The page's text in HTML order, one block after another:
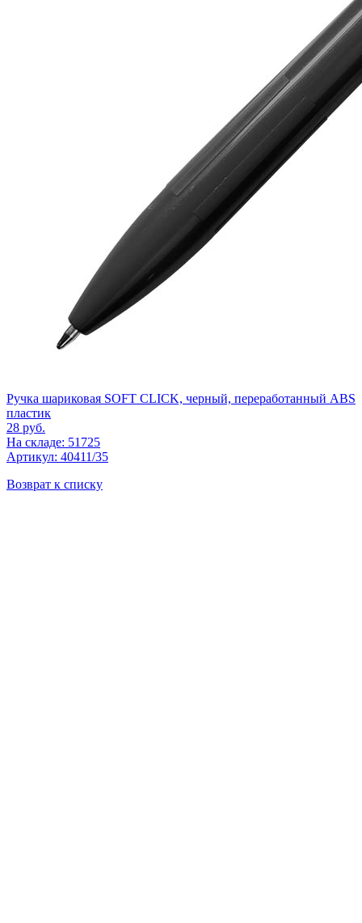
Ручка шариковая SOFT CLICK, черный, переработанный ABS
пластик
28 руб.
На складе: 51725
Артикул: 40411/35
Возврат к списку